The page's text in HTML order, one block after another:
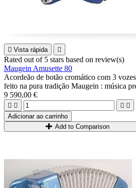
 Vista rápida 
Rated out of 5 stars based on review(s)
Maugein Amusette 80
Acordeão de botão cromático com 3
feito na pura tradição Maugein : música
profissional A Mano, leve, caixa de
Ideal para músicos intermediários/
musette e um acordeão completo.
9 590,00 €
   
Adicionar ao carrinho
Add to Comparison